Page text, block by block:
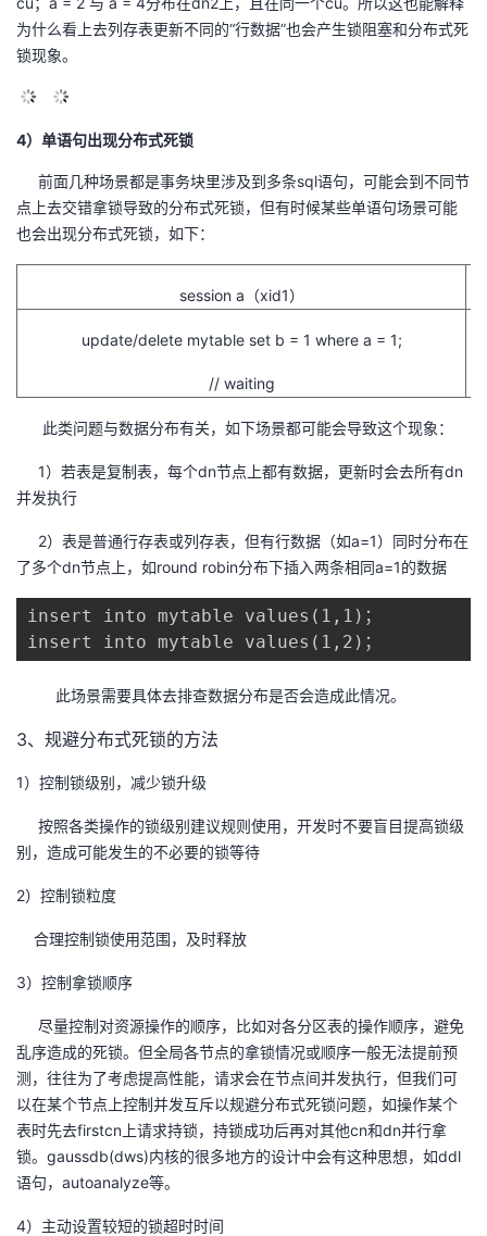
为什么看上去列存表更新不同的“行数据”也会产生锁阻塞和分布式死
锁现象。
4）单语句出现分布式死锁
前面几种场景都是事务块里涉及到多条sql语句，可能会到不同节
点上去交错拿锁导致的分布式死锁，但有时候某些单语句场景可能
也会出现分布式死锁，如下：
session a（xid1）
update/delete mytable set b = 1 where a = 1;
// waiting
此类问题与数据分布有关，如下场景都可能会导致这个现象：
1）若表是复制表，每个dn节点上都有数据，更新时会去所有dn
并发执行
2）表是普通行存表或列存表，但有行数据（如a=1）同时分布在
了多个dn节点上，如round robin分布下插入两条相同a=1的数据
insert into mytable values(1,1)；
insert into mytable values(1,2)；
此场景需要具体去排查数据分布是否会造成此情况。
3、规避分布式死锁的方法
1）控制锁级别，减少锁升级
按照各类操作的锁级别建议规则使用，开发时不要盲目提高锁级
别，造成可能发生的不必要的锁等待
2）控制锁粒度
合理控制锁使用范围，及时释放
3）控制拿锁顺序
尽量控制对资源操作的顺序，比如对各分区表的操作顺序，避免
乱序造成的死锁。但全局各节点的拿锁情况或顺序一般无法提前预
测，往往为了考虑提高性能，请求会在节点间并发执行，但我们可
以在某个节点上控制并发互斥以规避分布式死锁问题，如操作某个
表时先去firstcn上请求持锁，持锁成功后再对其他cn和dn并行拿
锁。gaussdb(dws)内核的很多地方的设计中会有这种思想，如ddl
语句，autoanalyze等。
4）主动设置较短的锁超时时间